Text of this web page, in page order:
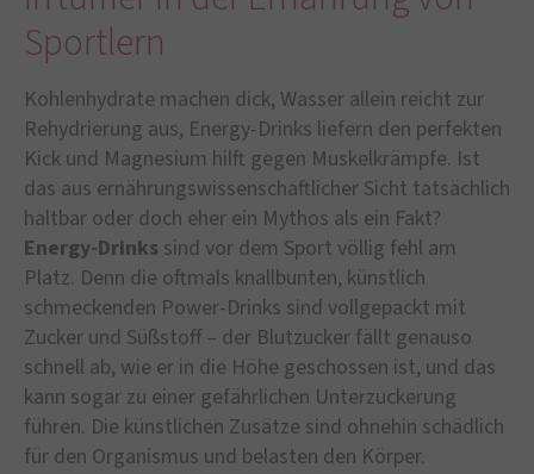
Sportlern
Kohlenhydrate machen dick, Wasser allein reicht zur
Rehydrierung aus, Energy-Drinks liefern den perfekten
Kick und Magnesium hilft gegen Muskelkrämpfe. Ist
das aus ernährungswissenschaftlicher Sicht tatsächlich
haltbar oder doch eher ein Mythos als ein Fakt?
Energy-Drinks sind vor dem Sport völlig fehl am
Platz. Denn die oftmals knallbunten, künstlich
schmeckenden Power-Drinks sind vollgepackt mit
Zucker und Süßstoff – der Blutzucker fällt genauso
schnell ab, wie er in die Höhe geschossen ist, und das
kann sogar zu einer gefährlichen Unterzuckerung
führen. Die künstlichen Zusätze sind ohnehin schädlich
für den Organismus und belasten den Körper.